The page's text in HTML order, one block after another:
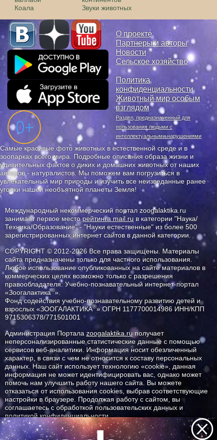
Коала
Звуки животных
О проекте
Партнеры и авторы
Новости
Сельское хозяйство
Политика
конфиденциальности
Животный мир особым
взглядом
Раздел, предназначенный для
пользования людьми с
интеллектуальными нарушениями
Самые красивые фото животных в естественной среде и в
зоопарках всего мира. Подробные описания образа жизни и
удивительных фактов о диких и домашних животных от наших
авторов - натуралистов. Мы поможем вам погрузиться в
увлекательный мир природы и изучить все неизведанные ранее
уголки нашей необъятной планеты Земля!
Международный некоммерческий портал zoogalaktika.ru
занимает первое месторейтинга mail.ru в категории "Наука/
Техника/Образование" - "Науки естественные" из более 500
зарегистрированных интернет сайтов в данной категории.
COPYRIGHT © 2012-2026 Все права защищены. Материалы
сайта предназначены только для частного использования.
Любое использование опубликованных на сайте материалов в
коммерческих целях возможно только с разрешения
правообладателя: Учебно-познавательный интернет-портал
«Зоогалактика®».
Фонд содействия учебно-познавательному развитию детей и
взрослых «ЗООГАЛАКТИКА®» ОГРН 1177700014986 ИНН/КПП
9715306378/771501001
Администрация Портала zoogalaktika.ruполучает
неперсонализированные статистические данные с помощью
сервисов веб-аналитики. Информация носит обезличенный
характер, в связи с чем не относится к составу персональных
данных. Наш сайт использует технологию «cookie», данная
информация не может идентифицировать вас, однако может
помочь нам улучшить работу нашего сайта. Вы можете
отказаться от использования cookies, выбрав соответствующие
настройки в браузере. Продолжая работу с сайтом, вы
соглашаетесь с обработкой пользовательских данных и
политикой конфиденциальности.